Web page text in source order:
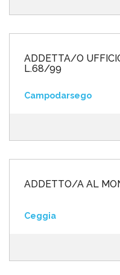
ADDETTA/O
L.68/99
Campodarsego
ADDETTO/A AL
Ceggia